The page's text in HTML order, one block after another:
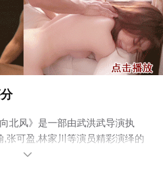
北风》是一部由武洪武导演执
,张可盈,林家川等演员精彩演绎的
剧情已揭晓（全38集），手机免
电视剧、电视猫或剧情网等平台
